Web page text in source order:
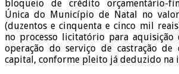
bloqueio de crédito orçamentário-
Única do Município de Natal no
(duzentos e cinquenta e cinco mil
no processo licitatório para aquisição
operação do serviço de castração de
capital, conforme pleito já deduzido na